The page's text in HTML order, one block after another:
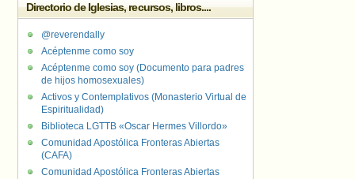
Directorio de Iglesias, recursos, libros....
@reverendally
Acéptenme como soy
Acéptenme como soy (Documento para padres
de hijos homosexuales)
Activos y Contemplativos (Monasterio Virtual de
Espiritualidad)
Biblioteca LGTTB «Oscar Hermes Villordo»
Comunidad Apostólica Fronteras Abiertas
(CAFA)
Comunidad Apostólica Fronteras Abiertas